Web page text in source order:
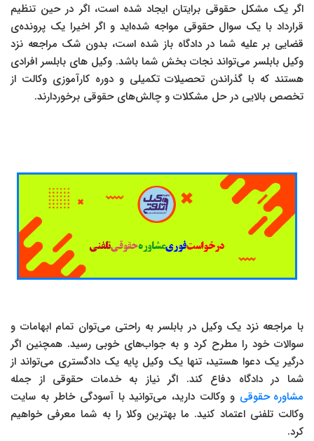
اگر یک مشکل حقوقی برایتان ایجاد شده است، اگر در حین تنظیم
قرارداد با یک سوال حقوقی مواجه شده‌اید و اگر اخیرا یک پرونده‌ی
قضایی بر علیه شما در دادگاه باز شده است، بدون شک مراجعه نزد
وکیل بابلسر می‌تواند نجات بخش شما باشد. وکیل های بابلسر افرادی
هستند که با گذراندن تحصیلات تکمیلی و دوره کارآموزی وکالت از
تخصص بالایی در حل مشکلات و چالش‌های حقوقی برخوردارند.
با مراجعه نزد یک وکیل در بابلسر به راحتی می‌توان تمام ابهامات و
سوالات خود را مطرح کرد و به جواب‌های خوبی رسید. همچنین اگر
درگیر یک دعوا هستید، تنها یک وکیل پایه یک دادگستری می‌تواند از
شما در دادگاه دفاع کند. اگر نیاز به خدمات حقوقی از جمله
مشاوره حقوقی و وکالت دارید، می‌توانید با آسودگی خاطر به سایت
وکالت تلفنی اعتماد کنید. ما بهترین وکلا را به شما معرفی خواهیم
کرد.